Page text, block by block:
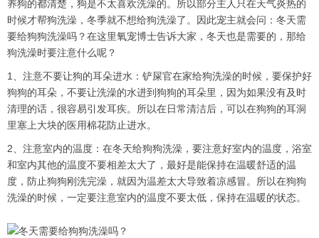
养狗的都清楚，狗是不太喜欢洗澡的。所以部分主人只在天气炎热的
时候才帮狗洗澡，冬季就不想给狗洗澡了。因此宠主就会问：冬天需
要给狗狗洗澡吗？在这里氧宠博士告诉大家，冬天也是需要的，那给
狗洗澡时要注意什么呢？
1、注意不要让狗的耳朵进水：铲屎官在家给狗洗澡的时候，要保护好
狗狗的耳朵，不要让洗澡的水进到狗狗的耳朵里，因为如果没有及时
清理的话，很容易引发耳疾。所以在日常清洁后，可以在狗狗的耳洞
里塞上大块的医用棉花防止进水。
2、注意室内的温度：在冬天给狗狗洗澡，要注意好室内的温度，浴室
和室内其他的温度不要相差太大了，最好是能保持在温暖舒适的温
度，防止狗狗刚洗完澡，就因为温差太大导致着凉感冒。所以在狗狗
洗澡的时候，一定要注意室内的温度不要太低，保持在温暖的状态。